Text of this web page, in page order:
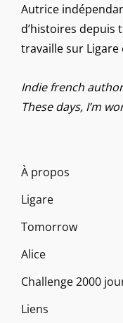
Autrice
d’histoires depuis
travaille sur
Indie french
These days, I’m
À propos
Ligare
Tomorrow
Alice
Challenge 2000
Liens